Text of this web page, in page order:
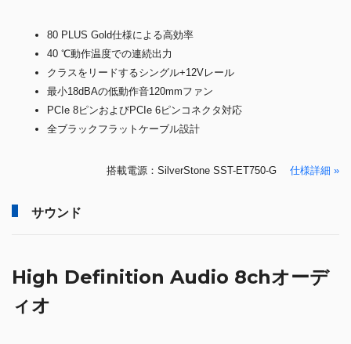
80 PLUS Gold仕様による高効率
40 ℃動作温度での連続出力
クラスをリードするシングル+12Vレール
最小18dBAの低動作音120mmファン
PCIe 8ピンおよびPCIe 6ピンコネクタ対応
全ブラックフラットケーブル設計
搭載電源：SilverStone SST-ET750-G 仕様詳細 »
サウンド
High Definition Audio 8chオーデ
ィオ